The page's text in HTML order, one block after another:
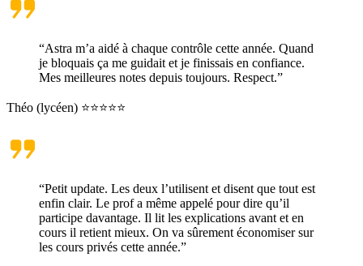
“Astra m’a aidé à chaque contrôle cette année. Quand
je bloquais ça me guidait et je finissais en confiance.
Mes meilleures notes depuis toujours. Respect.”
Théo (lycéen) ⭐⭐⭐⭐⭐
“Petit update. Les deux l’utilisent et disent que tout est
enfin clair. Le prof a même appelé pour dire qu’il
participe davantage. Il lit les explications avant et en
cours il retient mieux. On va sûrement économiser sur
les cours privés cette année.”